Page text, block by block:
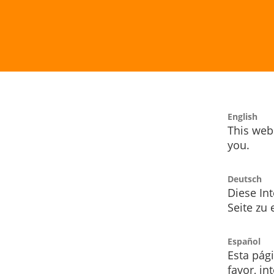
English
This
you.
Deutsch
Diese
Seite zu
Español
Esta
favor,